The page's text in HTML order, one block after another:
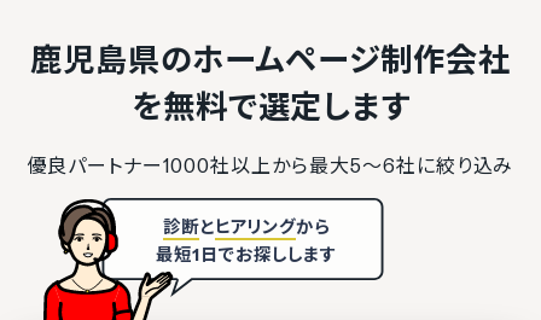
鹿児島県のホームページ制作会社
を無料で選定します
優良パートナー1000社以上から最大5〜6社に絞り込み
診断とヒアリングから
最短1日でお探しします